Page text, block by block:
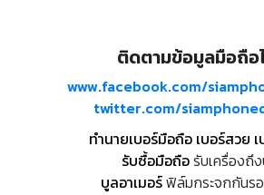
ติดตามข้อมูลมือถือ
www.facebook.com/
twitter.com/
ทำนายเบอร์มือถือ เบอร์สวย
รับซื้อมือถือรับเครื่องถึ
บูลอาเมอร์ฟิล์มกระจกกันร